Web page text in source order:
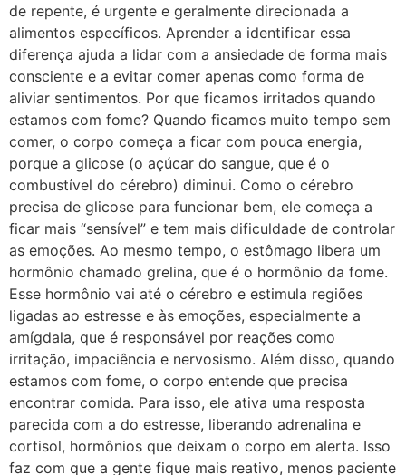
de repente, é urgente e geralmente direcionada a
alimentos específicos. Aprender a identificar essa
diferença ajuda a lidar com a ansiedade de forma mais
consciente e a evitar comer apenas como forma de
aliviar sentimentos. Por que ficamos irritados quando
estamos com fome? Quando ficamos muito tempo sem
comer, o corpo começa a ficar com pouca energia,
porque a glicose (o açúcar do sangue, que é o
combustível do cérebro) diminui. Como o cérebro
precisa de glicose para funcionar bem, ele começa a
ficar mais “sensível” e tem mais dificuldade de controlar
as emoções. Ao mesmo tempo, o estômago libera um
hormônio chamado grelina, que é o hormônio da fome.
Esse hormônio vai até o cérebro e estimula regiões
ligadas ao estresse e às emoções, especialmente a
amígdala, que é responsável por reações como
irritação, impaciência e nervosismo. Além disso, quando
estamos com fome, o corpo entende que precisa
encontrar comida. Para isso, ele ativa uma resposta
parecida com a do estresse, liberando adrenalina e
cortisol, hormônios que deixam o corpo em alerta. Isso
faz com que a gente fique mais reativo, menos paciente